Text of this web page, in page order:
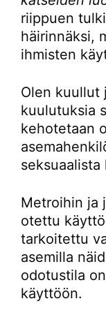
riippuen
häirinnäksi,
ihmisten
Olen kuullut
kuulutuksia
kehotetaan
seksuaalista
Metroihin ja
otettu
tarkoitettu
asemilla
odotustila
käyttöön.